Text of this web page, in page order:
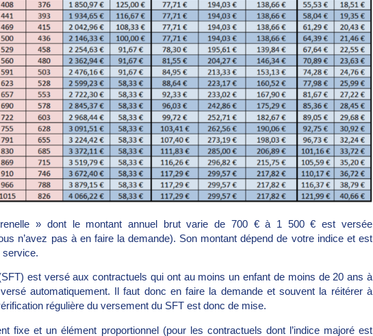
» dont le montant annuel brut varie de 700 € à 1 500 € est versée
n’avez pas à en faire la demande). Son montant dépend de votre indice et est
service.
est versé aux contractuels qui ont au moins un enfant de moins de 20 ans à
automatiquement. Il faut donc en faire la demande et souvent la réitérer à
régulière du versement du SFT est donc de mise.
fixe et un élément proportionnel (pour les contractuels dont l’indice majoré est